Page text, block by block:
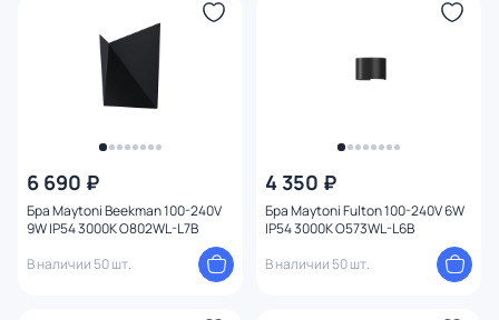
6 690 ₽
Бра Maytoni Beekman 100-240V
9W IP54 3000K O802WL-L7B
В наличии 50 шт.
4 350 ₽
Бра Maytoni Fulton 100-240V 6W
IP54 3000K O573WL-L6B
В наличии 50 шт.
Форма плафона
Функции